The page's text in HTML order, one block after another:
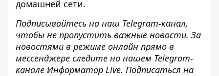
домашней сети.
Подписывайтесь на наш Telegram-канал,
чтобы не пропустить важные новости. За
новостями в режиме онлайн прямо в
мессенджере следите на нашем Telegram-
канале Информатор Live. Подписаться на